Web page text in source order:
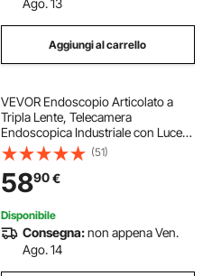
Ago. 13
Aggiungi al carrello
VEVOR Endoscopio Articolato a
Tripla Lente, Telecamera
Endoscopica Industriale con Luce,
Schermo IPS HD da 5'', Zoom 8x,
Risoluzione 1280 x 720, Cavo
Impermeabile IP67 da 5 m, per Auto
e Idraulica
(51)
5890€
Disponibile
Consegna:non appena Ven.
Ago. 14